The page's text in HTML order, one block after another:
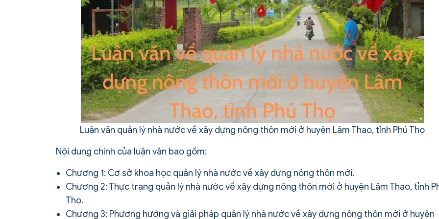
Luận văn quản lý nhà nước về xây dựng nông thôn mới ở huyện Lâm Thao, tỉnh Phú Thọ
Nội dung chính của luận văn bao gồm:
Chương 1: Cơ sở khoa học quản lý nhà nước về xây dựng nông thôn mới.
Chương 2: Thực trạng quản lý nhà nước về xây dựng nông thôn mới ở huyện Lâm Thao, tỉnh
Thọ.
Chương 3: Phương hướng và giải pháp quản lý nhà nước về xây dựng nông thôn mới ở huyện